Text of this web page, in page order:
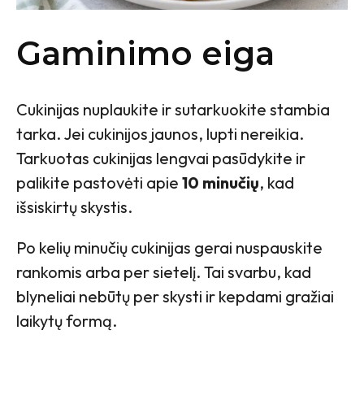
Gaminimo eiga
Cukinijas nuplaukite ir sutarkuokite stambia
tarka. Jei cukinijos jaunos, lupti nereikia.
Tarkuotas cukinijas lengvai pasūdykite ir
palikite pastovėti apie 10 minučių, kad
išsiskirtų skystis.
Po kelių minučių cukinijas gerai nuspauskite
rankomis arba per sietelį. Tai svarbu, kad
blyneliai nebūtų per skysti ir kepdami gražiai
laikytų formą.